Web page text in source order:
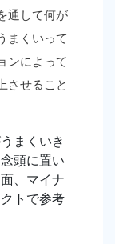
通して何が
まくいって
ンによって
させること
まくいき
頭に置い
、マイナ
トで参考